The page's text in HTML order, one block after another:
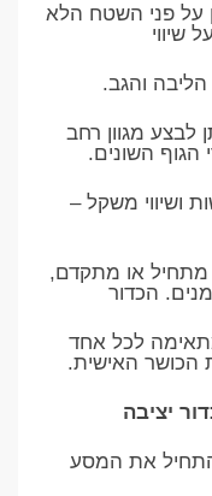
על פני השטח הלא
שיווי
והגב.
לבצע מגוון רחב
הגוף השונים.
ושיווי משקל –
או מתקדם,
הכדור
לכל אחד
הכושר האישית.
יציבה
את המסע